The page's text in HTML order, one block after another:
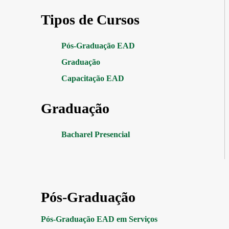
Tipos de Cursos
Pós-Graduação EAD
Graduação
Capacitação EAD
Graduação
Bacharel Presencial
Pós-Graduação
Pós-Graduação EAD em Serviços